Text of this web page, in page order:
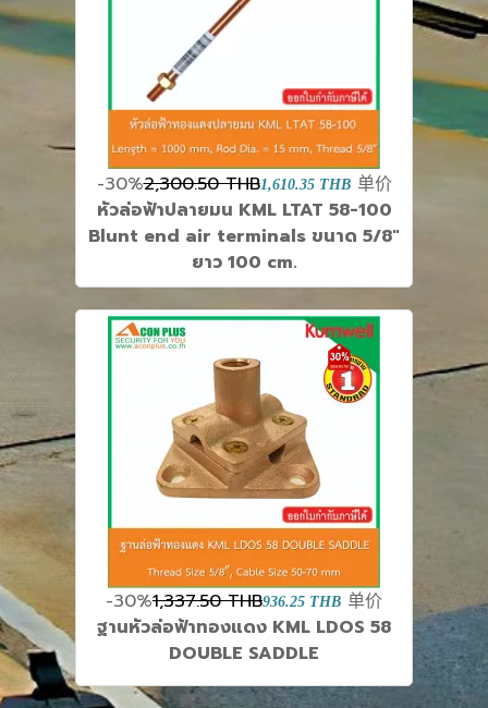
-30%2,300.50 THB1,610.35 THB 单价
หัวล่อฟ้าปลายมน KML LTAT 58-100
Blunt end air terminals ขนาด 5/8"
ยาว 100 cm.
-30%1,337.50 THB936.25 THB 单价
ฐานหัวล่อฟ้าทองแดง KML LDOS 58
DOUBLE SADDLE